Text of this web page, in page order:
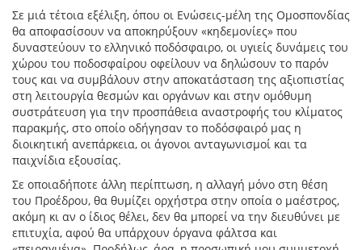
Σε μιά τέτοια εξέλιξη, όπου οι Ενώσεις-μέλη της Ομοσπονδίας
θα αποφασίσουν να αποκηρύξουν «κηδεμονίες» που
δυναστεύουν το ελληνικό ποδόσφαιρο, οι υγιείς δυνάμεις του
χώρου του ποδοσφαίρου οφείλουν να δηλώσουν το παρόν
τους και να συμβάλουν στην αποκατάσταση της αξιοπιστίας
στη λειτουργία θεσμών και οργάνων και στην ομόθυμη
συστράτευση για την προσπάθεια αναστροφής του κλίματος
παρακμής, στο οποίο οδήγησαν το ποδόσφαιρό μας η
διοικητική ανεπάρκεια, οι άγονοι ανταγωνισμοί και τα
παιχνίδια εξουσίας.
Σε οποιαδήποτε άλλη περίπτωση, η αλλαγή μόνο στη θέση
του Προέδρου, θα θυμίζει ορχήστρα στην οποία ο μαέστρος,
ακόμη κι αν ο ίδιος θέλει, δεν θα μπορεί να την διευθύνει με
επιτυχία, αφού θα υπάρχουν όργανα φάλτσα και